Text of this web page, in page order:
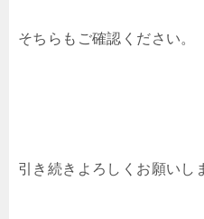
そちらもご確認ください。
引き続きよろしくお願いし